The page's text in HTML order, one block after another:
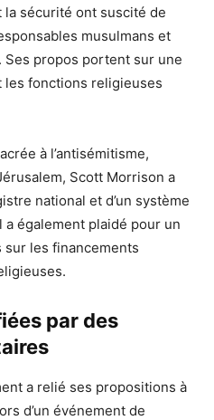
la sécurité ont suscité de
musulmans et
propos portent sur une
les fonctions religieuses
à l’antisémitisme,
Scott Morrison a
national et d’un système
a également plaidé pour un
les financements
par des
a relié ses propositions à
d’un événement de